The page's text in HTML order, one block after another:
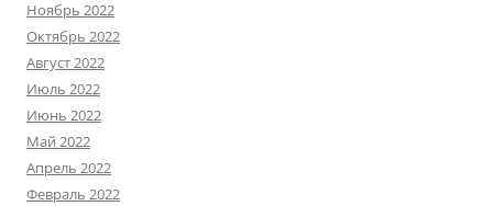
Ноябрь 2022
Октябрь 2022
Август 2022
Июль 2022
Июнь 2022
Май 2022
Апрель 2022
Февраль 2022